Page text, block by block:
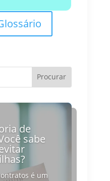
de
sabe
é um